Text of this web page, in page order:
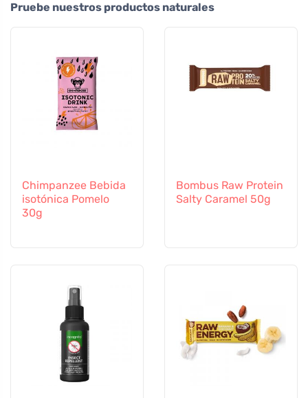
Pruebe nuestros productos naturales
Chimpanzee Bebida
isotónica Pomelo
30g
Bombus Raw Protein
Salty Caramel 50g